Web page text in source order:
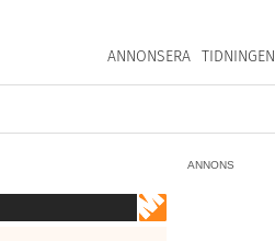
ANNONSERA TIDNINGEN
ANNONS